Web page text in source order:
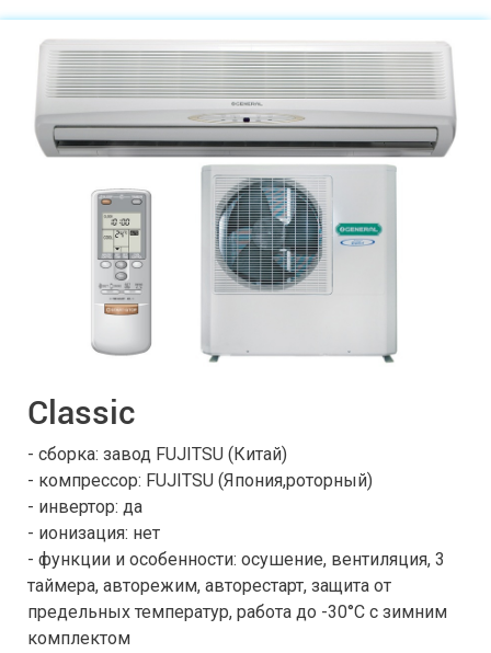
Classic
- сборка: завод FUJITSU (Китай)
- компрессор: FUJITSU (Япония,роторный)
- инвертор: да
- ионизация: нет
- функции и особенности: осушение, вентиляция, 3
таймера, авторежим, авторестарт, защита от
предельных температур, работа до -30°С с зимним
комплектом